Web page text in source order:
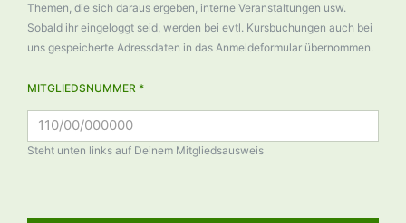
Themen, die sich daraus ergeben, interne Veranstaltungen usw.
Sobald ihr eingeloggt seid, werden bei evtl. Kursbuchungen auch bei
uns gespeicherte Adressdaten in das Anmeldeformular übernommen.
MITGLIEDSNUMMER *
Steht unten links auf Deinem Mitgliedsausweis